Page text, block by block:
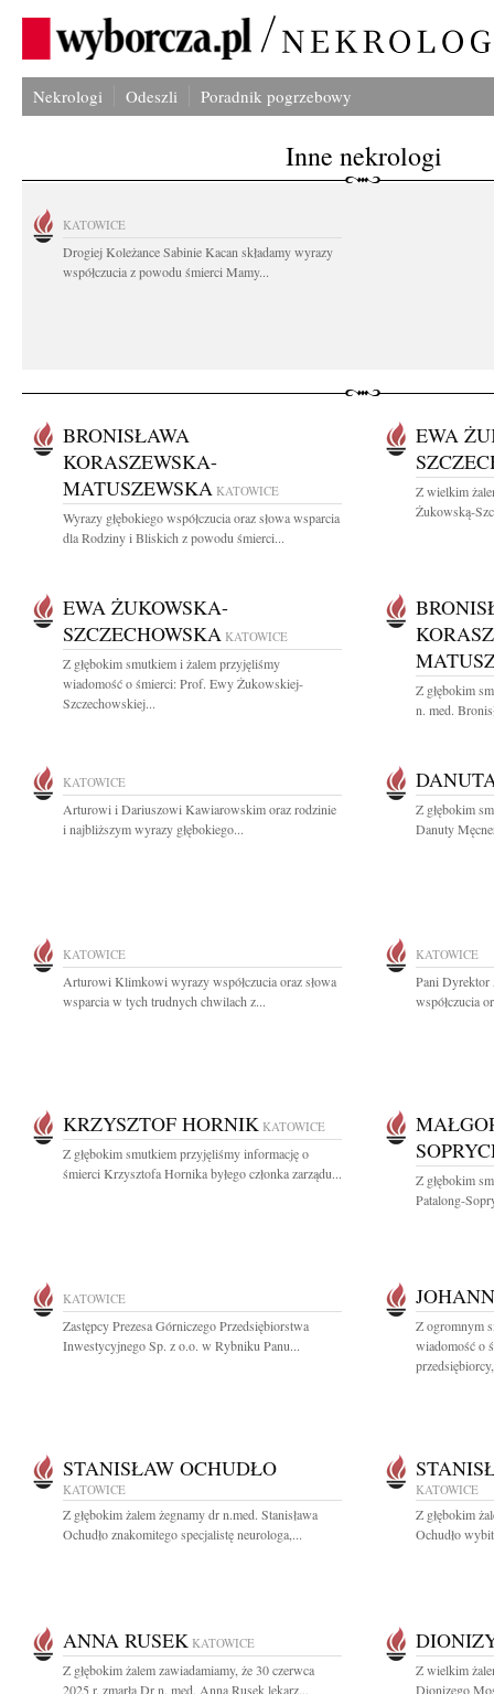
Nekrologi Odeszli Poradnik pogrzebowy
Inne nekrologi
KATOWICE
Drogiej Koleżance Sabinie Kacan składamy wyrazy
współczucia z powodu śmierci Mamy...
BRONISŁAWA
KORASZEWSKA-
MATUSZEWSKA KATOWICE
Wyrazy głębokiego współczucia oraz słowa wsparcia
dla Rodziny i Bliskich z powodu śmierci...
EWA
Z wielkim
Żukowską-
EWA ŻUKOWSKA-
SZCZECHOWSKA KATOWICE
Z głębokim smutkiem i żalem przyjęliśmy
wiadomość o śmierci: Prof. Ewy Żukowskiej-
Szczechowskiej...
Z głębokim
n. med.
KATOWICE
Arturowi i Dariuszowi Kawiarowskim oraz rodzinie
i najbliższym wyrazy głębokiego...
Z głębokim
Danuty
KATOWICE
Arturowi Klimkowi wyrazy współczucia oraz słowa
wsparcia w tych trudnych chwilach z...
KATOWICE
Pani Dyrektor
współczucia
KRZYSZTOF HORNIK KATOWICE
Z głębokim smutkiem przyjęliśmy informację o
śmierci Krzysztofa Hornika byłego członka zarządu...
Z głębokim
Patalong-
KATOWICE
Zastępcy Prezesa Górniczego Przedsiębiorstwa
Inwestycyjnego Sp. z o.o. w Rybniku Panu...
Z ogromnym
wiadomość o
STANISŁAW OCHUDŁO
KATOWICE
Z głębokim żalem żegnamy dr n.med. Stanisława
Ochudło znakomitego specjalistę neurologa,...
KATOWICE
Z głębokim
Ochudło
ANNA RUSEK KATOWICE
Z głębokim żalem zawiadamiamy, że 30 czerwca
2025 r. zmarła Dr n. med. Anna Rusek lekarz...
Z wielkim
Dionizego